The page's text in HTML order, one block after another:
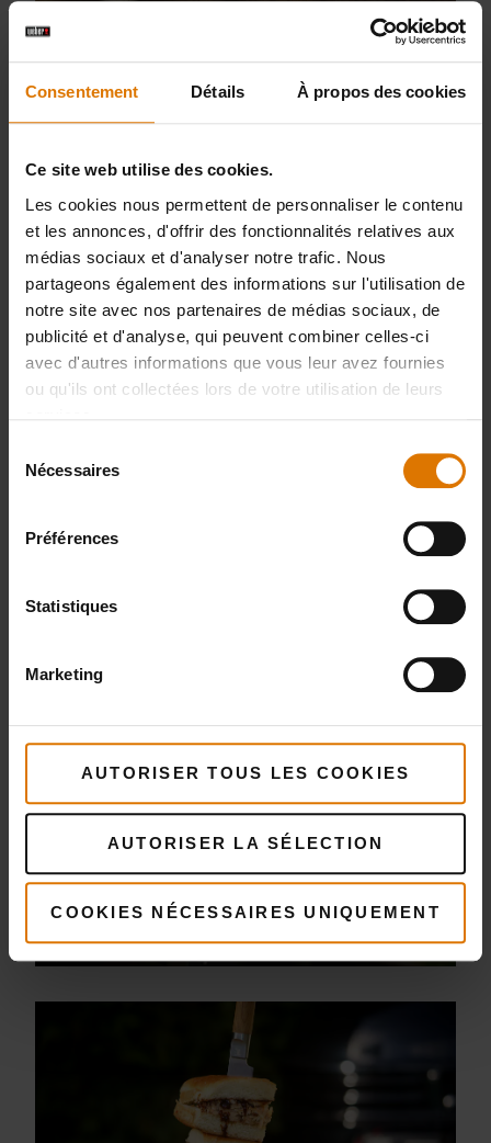
Consentement Détails À propos des cookies
Ce site web utilise des cookies.
Les cookies nous permettent de personnaliser le contenu
et les annonces, d'offrir des fonctionnalités relatives aux
médias sociaux et d'analyser notre trafic. Nous
partageons également des informations sur l'utilisation de
notre site avec nos partenaires de médias sociaux, de
publicité et d'analyse, qui peuvent combiner celles-ci
avec d'autres informations que vous leur avez fournies
ou qu'ils ont collectées lors de votre utilisation de leurs
Nécessaires
Préférences
Statistiques
Marketing
AUTORISER TOUS LES COOKIES
AUTORISER LA SÉLECTION
COOKIES NÉCESSAIRES UNIQUEMENT
Polenta frite garnie de prosciutto et de
fontina
crème de gorgonzola
Pain plat italien grillé à la mortadelle, à la